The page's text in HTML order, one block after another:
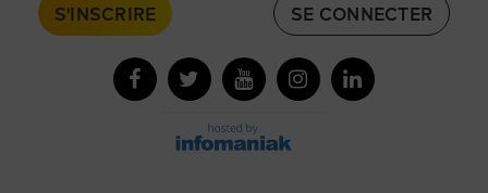
S'INSCRIRE SE CONNECTER